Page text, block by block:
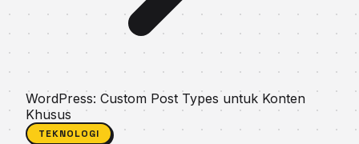
WordPress: Custom Post Types untuk Konten
Khusus
TEKNOLOGI